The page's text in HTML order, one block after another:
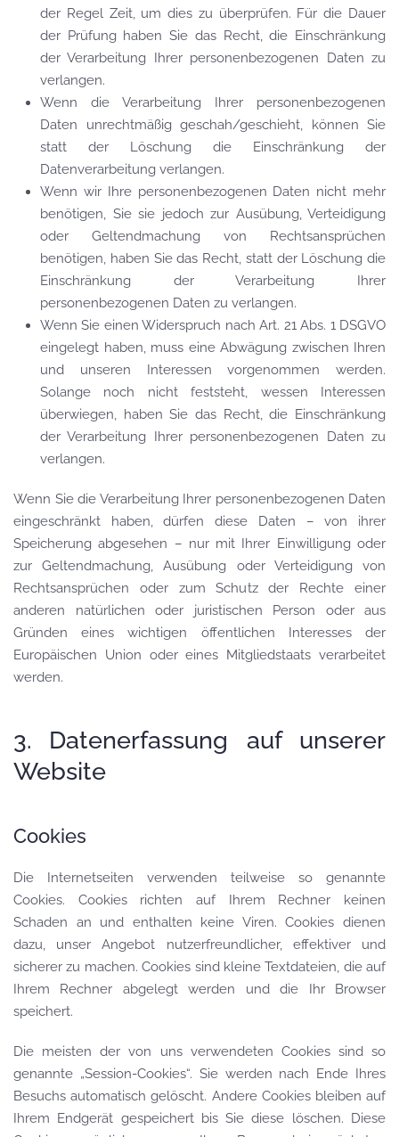
der Regel Zeit, um dies zu überprüfen. Für die Dauer
der Prüfung haben Sie das Recht, die Einschränkung
der Verarbeitung Ihrer personenbezogenen Daten zu
verlangen.
Wenn die Verarbeitung Ihrer personenbezogenen
Daten unrechtmäßig geschah/geschieht, können Sie
statt der Löschung die Einschränkung der
Datenverarbeitung verlangen.
Wenn wir Ihre personenbezogenen Daten nicht mehr
benötigen, Sie sie jedoch zur Ausübung, Verteidigung
oder Geltendmachung von Rechtsansprüchen
benötigen, haben Sie das Recht, statt der Löschung die
Einschränkung der Verarbeitung Ihrer
personenbezogenen Daten zu verlangen.
Wenn Sie einen Widerspruch nach Art. 21 Abs. 1 DSGVO
eingelegt haben, muss eine Abwägung zwischen Ihren
und unseren Interessen vorgenommen werden.
Solange noch nicht feststeht, wessen Interessen
überwiegen, haben Sie das Recht, die Einschränkung
der Verarbeitung Ihrer personenbezogenen Daten zu
verlangen.
Wenn Sie die Verarbeitung Ihrer personenbezogenen Daten
eingeschränkt haben, dürfen diese Daten – von ihrer
Speicherung abgesehen – nur mit Ihrer Einwilligung oder
zur Geltendmachung, Ausübung oder Verteidigung von
Rechtsansprüchen oder zum Schutz der Rechte einer
anderen natürlichen oder juristischen Person oder aus
Gründen eines wichtigen öffentlichen Interesses der
Europäischen Union oder eines Mitgliedstaats verarbeitet
werden.
3. Datenerfassung auf unserer
Website
Cookies
Die Internetseiten verwenden teilweise so genannte
Cookies. Cookies richten auf Ihrem Rechner keinen
Schaden an und enthalten keine Viren. Cookies dienen
dazu, unser Angebot nutzerfreundlicher, effektiver und
sicherer zu machen. Cookies sind kleine Textdateien, die auf
Ihrem Rechner abgelegt werden und die Ihr Browser
speichert.
Die meisten der von uns verwendeten Cookies sind so
genannte „Session-Cookies“. Sie werden nach Ende Ihres
Besuchs automatisch gelöscht. Andere Cookies bleiben auf
Ihrem Endgerät gespeichert bis Sie diese löschen. Diese